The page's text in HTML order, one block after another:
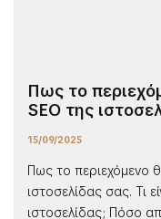
Πως το
SEO της
15/09/2025
Πως το περιεχόμενο
ιστοσελίδας σας. Τι
ιστοσελίδας; Πόσο